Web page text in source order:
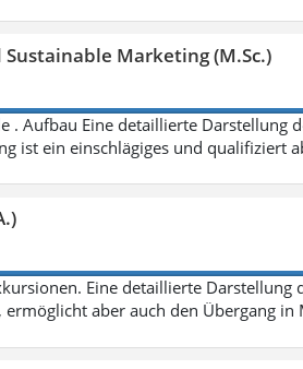
Sustainable Marketing (M.Sc.)
. Aufbau Eine detaillierte Darstellung
ist ein einschlägiges und qualifiziert
Eine detaillierte
aber auch den Übergang in